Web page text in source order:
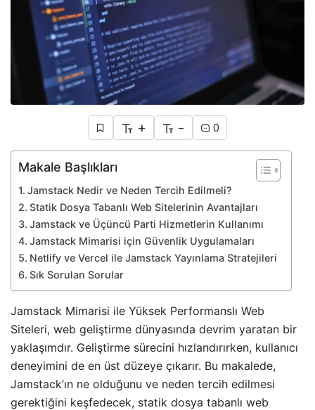
+ - 0
Makale Başlıkları
Jamstack Nedir ve Neden Tercih Edilmeli?
Statik Dosya Tabanlı Web Sitelerinin Avantajları
Jamstack ve Üçüncü Parti Hizmetlerin Kullanımı
Jamstack Mimarisi için Güvenlik Uygulamaları
Netlify ve Vercel ile Jamstack Yayınlama Stratejileri
Sık Sorulan Sorular
Jamstack Mimarisi ile Yüksek Performanslı Web
Siteleri, web geliştirme dünyasında devrim yaratan bir
yaklaşımdır. Geliştirme sürecini hızlandırırken, kullanıcı
deneyimini de en üst düzeye çıkarır. Bu makalede,
Jamstack’ın ne olduğunu ve neden tercih edilmesi
gerektiğini keşfedecek, statik dosya tabanlı web